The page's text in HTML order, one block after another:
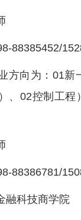
88385452/
方向为：01新
、02控制工
88386781/
科技商学院